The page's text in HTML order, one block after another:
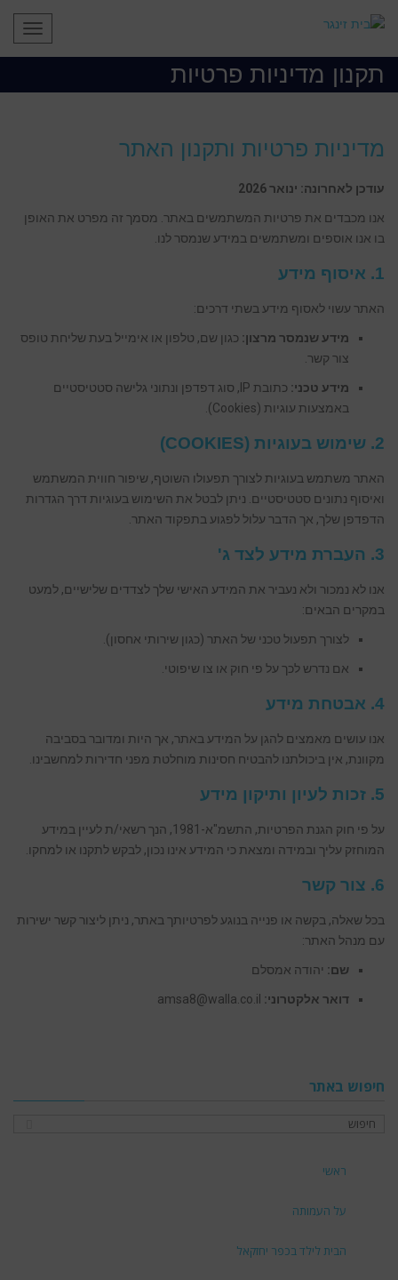
תקנון מדיניות פרטיות
מדיניות פרטיות ותקנון האתר
עודכן לאחרונה: ינואר 2026
אנו מכבדים את פרטיות המשתמשים באתר. מסמך זה מפרט את האופן
בו אנו אוספים ומשתמשים במידע שנמסר לנו.
1. איסוף מידע
האתר עשוי לאסוף מידע בשתי דרכים:
מידע שנמסר מרצון: כגון שם, טלפון או אימייל בעת שליחת טופס
צור קשר.
מידע טכני:
כתובת IP, סוג דפדפן ונתוני גלישה סטטיסטיים
באמצעות עוגיות (Cookies).
2. שימוש בעוגיות (COOKIES)
האתר משתמש בעוגיות לצורך תפעולו השוטף, שיפור חווית המשתמש
ואיסוף נתונים סטטיסטיים. ניתן לבטל את השימוש בעוגיות דרך הגדרות
הדפדפן שלך, אך הדבר עלול לפגוע בתפקוד האתר.
3. העברת מידע לצד ג'
אנו לא נמכור ולא נעביר את המידע האישי שלך לצדדים שלישיים, למעט
במקרים הבאים:
לצורך תפעול טכני של האתר (כגון שירותי אחסון).
אם נדרש לכך על פי חוק או צו שיפוטי.
4. אבטחת מידע
אנו עושים מאמצים להגן על המידע באתר, אך היות ומדובר בסביבה
מקוונת, אין ביכולתנו להבטיח חסינות מוחלטת מפני חדירות למחשבינו.
5. זכות לעיון ותיקון מידע
על פי חוק הגנת הפרטיות, התשמ"א-1981, הנך רשאי/ת לעיין במידע
המוחזק עליך ובמידה ומצאת כי המידע אינו נכון, לבקש לתקנו או למחקו.
6. צור קשר
בכל שאלה, בקשה או פנייה בנוגע לפרטיותך באתר, ניתן ליצור קשר ישירות
עם מנהל האתר:
שם: יהודה אמסלם
דואר אלקטרוני:
חיפוש באתר
ראשי
על העמותה
הבית לילד בכפר יחזקאל